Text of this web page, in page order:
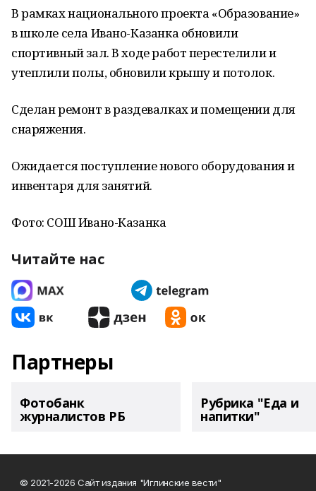
В рамках национального проекта «Образование»
в школе села Ивано-Казанка обновили
спортивный зал. В ходе работ перестелили и
утеплили полы, обновили крышу и потолок.
Сделан ремонт в раздевалках и помещении для
снаряжения.
Ожидается поступление нового оборудования и
инвентаря для занятий.
Фото: СОШ Ивано-Казанка
Читайте нас
Партнеры
Фотобанк
журналистов РБ
Рубрика "Еда и
напитки"
© 2021-2026 Сайт издания "Иглинские вести"